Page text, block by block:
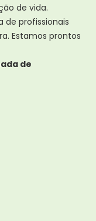
de vida.
de profissionais
Estamos prontos
de